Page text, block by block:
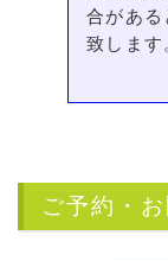
合があ
致します
ご予約・